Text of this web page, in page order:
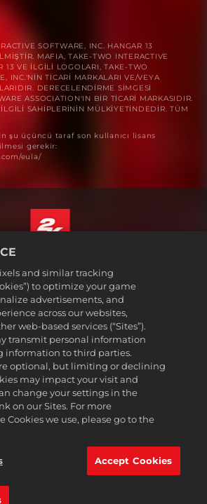
SOFTWARE, INC. HANGAR 13
MAFIA, TAKE-TWO INTERACTIVE
13 VE İLGİLİ LOGOLARI, TAKE-TWO
INC.'NİN TİCARİ MARKALARI VE/VEYA
DERECELENDİRME SİMGESİ
ASSOCIATION'IN BİR TİCARİ MARKASIDIR.
SAHİPLERİNİN MÜLKİYETİNDEDİR. TÜM
şu üçüncü taraf son kullanıcı lisans
gerekir:
eula/
Hizmet Şartları
Gizlilik Politikası
Çerez Politikası
Destek
Satma veya Paylaşma
Lookup & Refunds
2K Ad Partners
Interactive Software Inc. 2K, Firaxis Games,
logos are trademarks of Take-Two
Software, Inc. All rights reserved.
tüm ticari markalar ilgili sahiplerinin
Türkçe
and similar tracking
to optimize your game
advertisements, and
across our websites,
web-based services (“Sites”).
transmit personal information
information to third parties.
optional, but limiting or declining
may impact your visit and
change your settings in the
on our Sites. For more
Cookies we use, please go to the
Accept Cookies